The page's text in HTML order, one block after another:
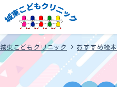
城東こどもクリニック > おすすめ絵本